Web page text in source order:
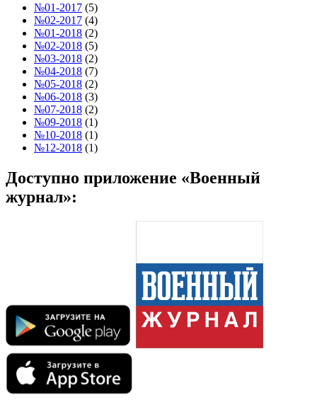
№01-2017 (5)
№02-2017 (4)
№01-2018 (2)
№02-2018 (5)
№03-2018 (2)
№04-2018 (7)
№05-2018 (2)
№06-2018 (3)
№07-2018 (2)
№09-2018 (1)
№10-2018 (1)
№12-2018 (1)
Доступно приложение «Военный
журнал»: